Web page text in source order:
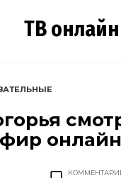
ТВ онлайн
онлайн